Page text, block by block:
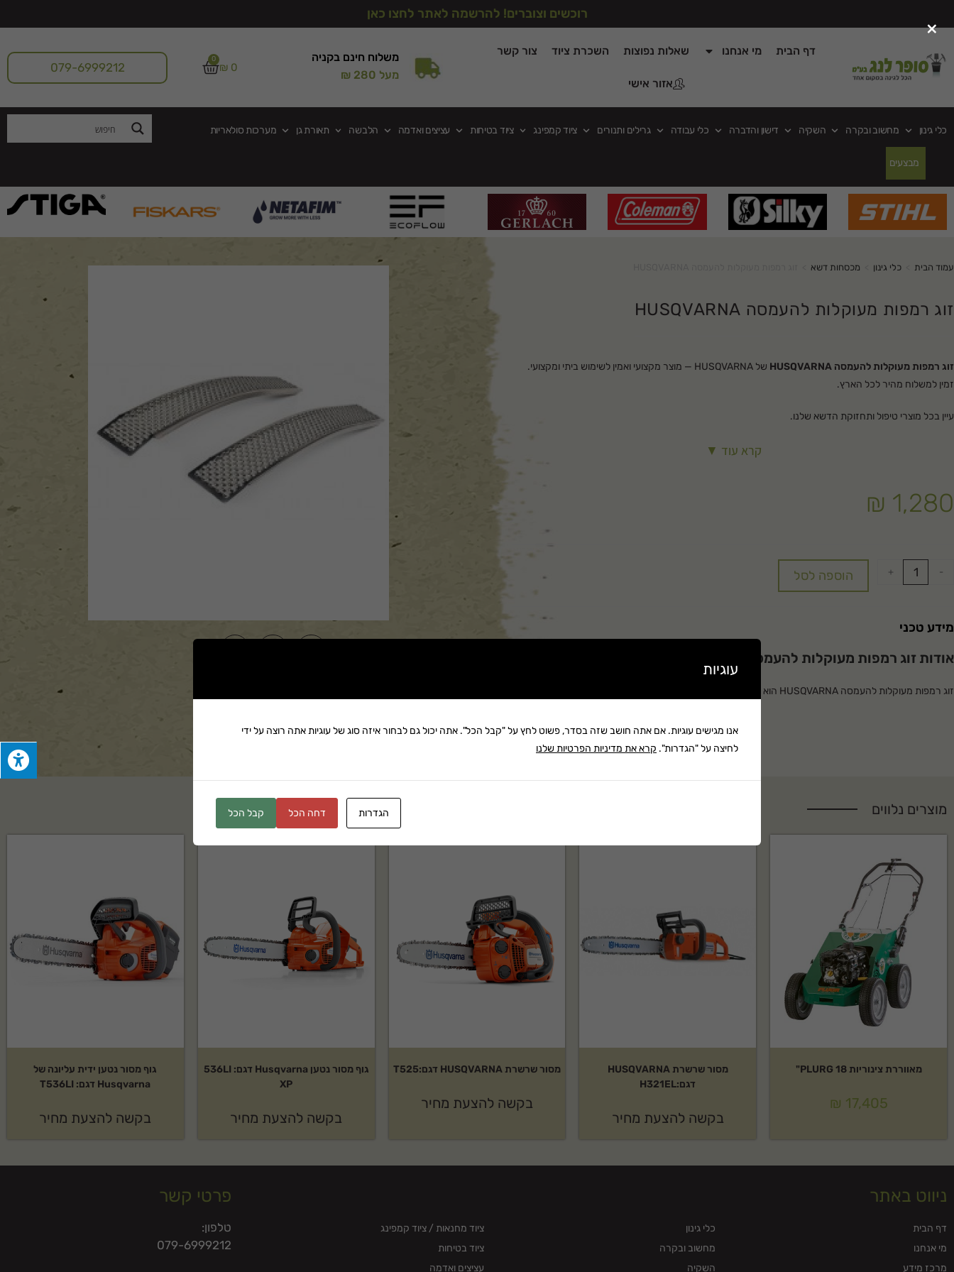
רוכשים וצוברים! להרשמה לאתר לחצו כאן
דף הבית מי אנחנו שאלות נפוצות השכרת ציוד צור קשר
אזור אישי
משלוח חינם בקניה
מעל 280 ₪
₪0
0
079-6999212
כלי גינון מחשוב ובקרה השקיה דישון והדברה כלי עבודה גרילים ותנורים ציוד קמפינג ציוד בטיחות עציצים ואדמה הלבשה תאורת גן מערכות סולאריות
מבצעים
עמוד הבית כלי גינון מכסחות דשא
זוג רמפות מעוקלות להעמסה HUSQVARNA
זוג רמפות מעוקלות להעמסה HUSQVARNA
של HUSQVARNA — מוצר מקצועי ואמין לשימוש ביתי ומקצועי.
זמין למשלוח מהיר לכל הארץ.
עיין בכל מוצרי טיפול ותחזוקת הדשא שלנו.
קרא עוד ▼
₪ 1,280
-
+ הוספה לסל
מידע טכני
אודות זוג רמפות מעוקלות להעמסה HUSQVARNA
למי מתאים זוג רמפות מעוקלות להעמסה HUSQVARNA?
אמין ועמיד לאורך זמן.
האם זוג רמפות מעוקלות להעמסה HUSQVARNA מגיע עם אחריות?
כן, המוצר מגיע עם אחריות יצרן מלאה של HUSQVARNA. לפרטים נוספים צרו קשר.
מה אפשרויות המשלוח?
שתף:
זמן אספקה:עד 8 ימי עסקים
מוצרים נלווים
מאווררת צינוריות PLURG 18"
₪ 17,405
מסור שרשרת HUSQVARNA
דגם:H321EL
בקשה להצעת מחיר
מסור שרשרת HUSQVARNA דגם:T525
בקשה להצעת מחיר
גוף מסור נטען Husqvarna דגם: 536LI
XP
בקשה להצעת מחיר
גוף מסור נטען ידית עליונה של
Husqvarna דגם: T536LI
בקשה להצעת מחיר
ניווט באתר
דף הבית
מי אנחנו
מרכז מידע
כלי גינון
מחשוב ובקרה
השקיה
ציוד מחנאות / ציוד קמפינג
ציוד בטיחות
עציצים ואדמה
פרטי קשר
טלפון:
079-6999212
×
עוגיות
אנו מגישים עוגיות. אם אתה חושב שזה בסדר, פשוט לחץ על "קבל הכל". אתה יכול גם לבחור איזה סוג של עוגיות אתה רוצה על ידי
לחיצה על "הגדרות". קרא את מדיניות הפרטיות שלנו
הגדרות דחה הכל קבל הכל